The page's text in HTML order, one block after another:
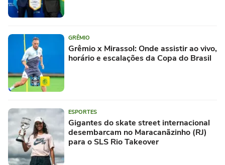
GRÊMIO
Grêmio x Mirassol: Onde assistir ao vivo,
horário e escalações da Copa do Brasil
ESPORTES
Gigantes do skate street internacional
desembarcam no Maracanãzinho (RJ)
para o SLS Rio Takeover